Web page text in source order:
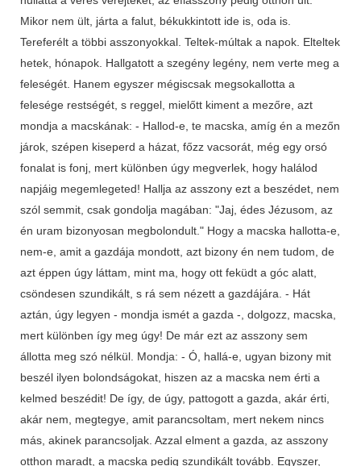
Mikor nem ült, járta a falut, békukkintott ide is, oda is.
Tereferélt a többi asszonyokkal. Teltek-múltak a napok. Elteltek
hetek, hónapok. Hallgatott a szegény legény, nem verte meg a
feleségét. Hanem egyszer mégiscsak megsokallotta a
felesége restségét, s reggel, mielőtt kiment a mezőre, azt
mondja a macskának: - Hallod-e, te macska, amíg én a mezőn
járok, szépen kiseperd a házat, főzz vacsorát, még egy orsó
fonalat is fonj, mert különben úgy megverlek, hogy halálod
napjáig megemlegeted! Hallja az asszony ezt a beszédet, nem
szól semmit, csak gondolja magában: "Jaj, édes Jézusom, az
én uram bizonyosan megbolondult." Hogy a macska hallotta-e,
nem-e, amit a gazdája mondott, azt bizony én nem tudom, de
azt éppen úgy láttam, mint ma, hogy ott feküdt a góc alatt,
csöndesen szundikált, s rá sem nézett a gazdájára. - Hát
aztán, úgy legyen - mondja ismét a gazda -, dolgozz, macska,
mert különben így meg úgy! De már ezt az asszony sem
állotta meg szó nélkül. Mondja: - Ó, hallá-e, ugyan bizony mit
beszél ilyen bolondságokat, hiszen az a macska nem érti a
kelmed beszédit! De így, de úgy, pattogott a gazda, akár érti,
akár nem, megtegye, amit parancsoltam, mert nekem nincs
más, akinek parancsoljak. Azzal elment a gazda, az asszony
otthon maradt, a macska pedig szundikált tovább. Egyszer,